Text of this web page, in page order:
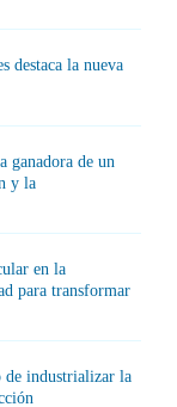
destaca la nueva
ganadora de un
y la
en la
para transformar
de industrializar la